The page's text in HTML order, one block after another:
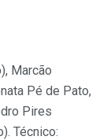
Marcão
Pé de Pato,
Pires
Técnico: